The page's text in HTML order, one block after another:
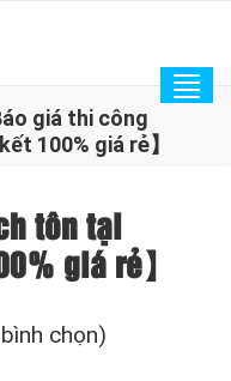
giá thi công
100% giá rẻ】
tôn tại
giá rẻ】
chọn)